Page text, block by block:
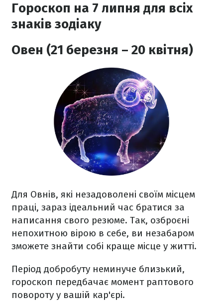
Гороскоп на 7 липня для всіх
знаків зодіаку
Овен (21 березня – 20 квітня)
Для Овнів, які незадоволені своїм місцем
праці, зараз ідеальний час братися за
написання свого резюме. Так, озброєні
непохитною вірою в себе, ви незабаром
зможете знайти собі краще місце у житті.
Період добробуту неминуче близький,
гороскоп передбачає момент раптового
повороту у вашій кар'єрі.